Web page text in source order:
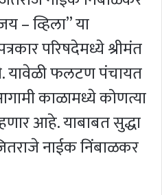
– व्हिला” या
परिषदेमध्ये श्रीमंत
यावेळी फलटण पंचायत
काळामध्ये कोणत्या
आहे. याबाबत सुद्धा
नाईक निंबाळकर